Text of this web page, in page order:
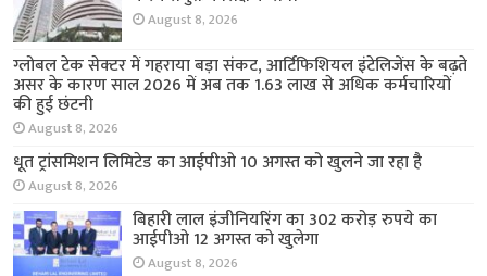
August 8, 2026
ग्लोबल टेक सेक्टर में गहराया बड़ा संकट, आर्टिफिशियल इंटेलिजेंस के बढ़ते
असर के कारण साल 2026 में अब तक 1.63 लाख से अधिक कर्मचारियों
की हुई छंटनी
August 8, 2026
धूत ट्रांसमिशन लिमिटेड का आईपीओ 10 अगस्त को खुलने जा रहा है
August 8, 2026
बिहारी लाल इंजीनियरिंग का 302 करोड़ रुपये का
आईपीओ 12 अगस्त को खुलेगा
August 8, 2026